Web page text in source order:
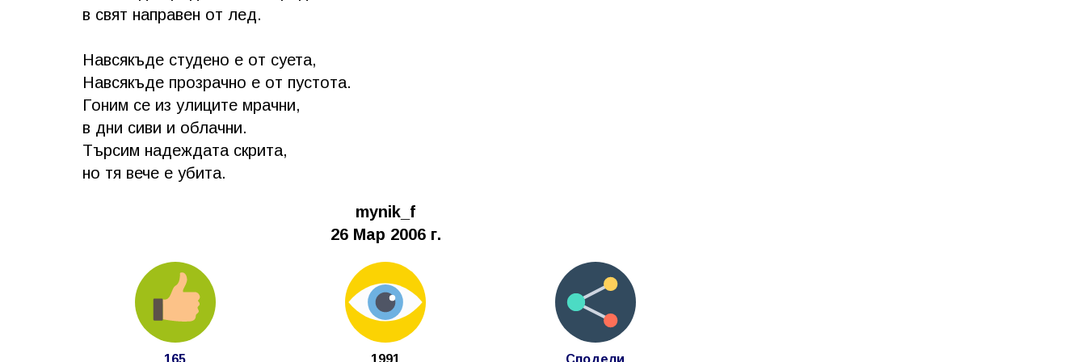
в свят направен от лед.
Навсякъде студено е от суета,
Навсякъде прозрачно е от пустота.
Гоним се из улиците мрачни,
в дни сиви и облачни.
Търсим надеждата скрита,
но тя вече е убита.
mynik_f
26 Мар 2006 г.
165 1991 Сподели